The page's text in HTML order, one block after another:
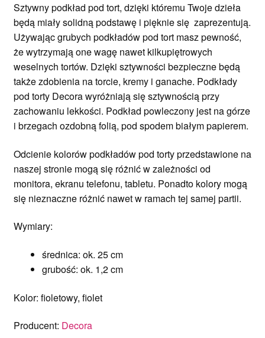
Sztywny podkład pod tort, dzięki któremu Twoje dzieła
będą miały solidną podstawę i pięknie się zaprezentują.
Używając grubych podkładów pod tort masz pewność,
że wytrzymają one wagę nawet kilkupiętrowych
weselnych tortów. Dzięki sztywności bezpieczne będą
także zdobienia na torcie, kremy i ganache. Podkłady
pod torty Decora wyróżniają się sztywnością przy
zachowaniu lekkości. Podkład powleczony jest na górze
i brzegach ozdobną folią, pod spodem białym papierem.
Odcienie kolorów podkładów pod torty przedstawione na
naszej stronie mogą się różnić w zależności od
monitora, ekranu telefonu, tabletu. Ponadto kolory mogą
się nieznaczne różnić nawet w ramach tej samej partii.
Wymiary:
średnica: ok. 25 cm
grubość: ok. 1,2 cm
Kolor: fioletowy, fiolet
Producent: Decora